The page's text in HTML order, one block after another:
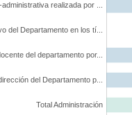
Total Administración
del Departamento p...
del departamento por...
del Departamento en los tí...
realizada por ...